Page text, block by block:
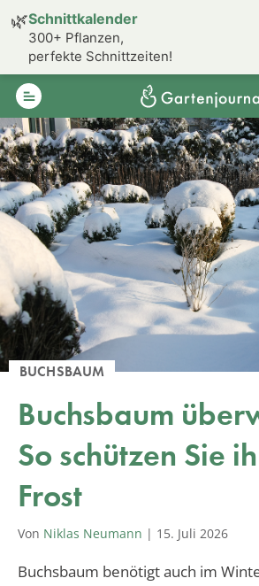
BUCHSBAUM
Buchsbaum
So schützen Sie
Frost
Von Niklas Neumann | 15. Juli 2026
Buchsbaum benötigt auch im
🌿Schnittkalender
300+ Pflanzen,
perfekte Schnittzeiten!